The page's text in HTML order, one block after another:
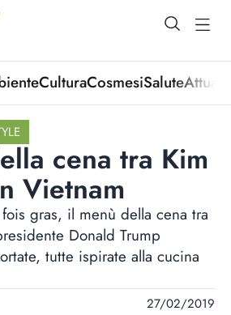
open
CulturaCosmesiSalute
cena tra Kim
Vietnam
gras, il menù della cena tra
Donald Trump
tutte ispirate alla cucina
27/02/2019